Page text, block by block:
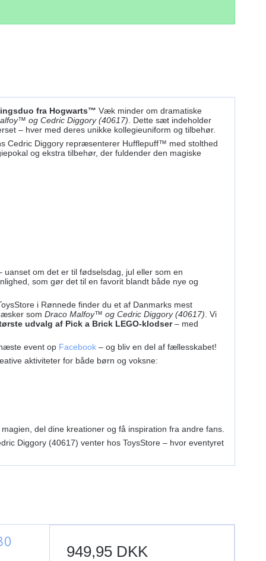
fra Hogwarts™ Væk minder om dramatiske
og Cedric Diggory (40617) . Dette sæt indeholder
– hver med deres unikke kollegieuniform og tilbehør.
Cedric Diggory repræsenterer Hufflepuff™ med stolthed
og ekstra tilbehør, der fuldender den magiske
om det er til fødselsdag, jul eller som en
som gør det til en favorit blandt både nye og
i Rønnede finder du et af Danmarks mest
æsker somDraco Malfoy™ og Cedric Diggory (40617) . Vi
udvalg af Pick a Brick LEGO-klodser– med
event op Facebook – og bliv en del af fællesskabet!
aktiviteter for både børn og voksne:
del dine kreationer og få inspiration fra andre fans.
Diggory (40617) venter hos ToysStore – hvor eventyret
949,95 DKK